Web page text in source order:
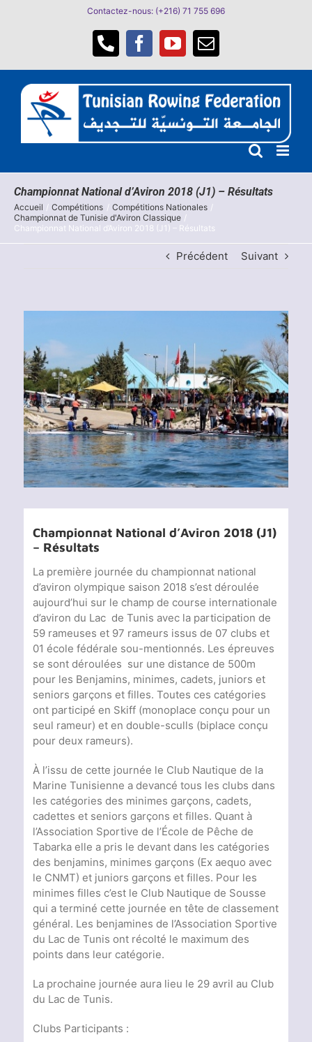
Contactez-nous: (+216) 71 755 696
Téléphone
Facebook
YouTube
Email
Championnat National d’Aviron 2018 (J1) – Résultats
Accueil Compétitions
Compétitions Nationales
Championnat de Tunisie d'Aviron Classique
Championnat National d’Aviron 2018 (J1) – Résultats
Précédent Suivant
agrandie
Championnat National d’Aviron 2018 (J1)
– Résultats
La première journée du championnat national
d’aviron olympique saison 2018 s’est déroulée
aujourd’hui sur le champ de course internationale
d’aviron du Lac de Tunis avec la participation de
59 rameuses et 97 rameurs issus de 07 clubs et
01 école fédérale sou-mentionnés. Les épreuves
se sont déroulées sur une distance de 500m
pour les Benjamins, minimes, cadets, juniors et
seniors garçons et filles. Toutes ces catégories
ont participé en Skiff (monoplace conçu pour un
seul rameur) et en double-sculls (biplace conçu
pour deux rameurs).
À l’issu de cette journée le Club Nautique de la
Marine Tunisienne a devancé tous les clubs dans
les catégories des minimes garçons, cadets,
cadettes et seniors garçons et filles. Quant à
l’Association Sportive de l’École de Pêche de
Tabarka elle a pris le devant dans les catégories
des benjamins, minimes garçons (Ex aequo avec
le CNMT) et juniors garçons et filles. Pour les
minimes filles c’est le Club Nautique de Sousse
qui a terminé cette journée en tête de classement
général. Les benjamines de l’Association Sportive
du Lac de Tunis ont récolté le maximum des
points dans leur catégorie.
La prochaine journée aura lieu le 29 avril au Club
du Lac de Tunis.
Clubs Participants :